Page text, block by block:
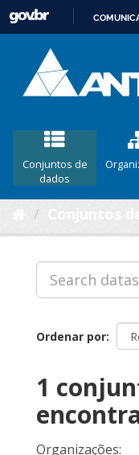
Conjuntos de
dados
Ordenar por
1
Organizações: